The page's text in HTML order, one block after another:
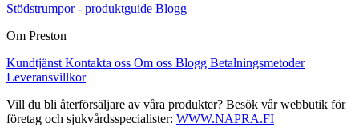
Stödstrumpor - produktguide Blogg
Om Preston
Kundtjänst Kontakta oss Om oss Blogg Betalningsmetoder
Leveransvillkor
Vill du bli återförsäljare av våra produkter? Besök vår webbutik för
företag och sjukvårdsspecialister: WWW.NAPRA.FI